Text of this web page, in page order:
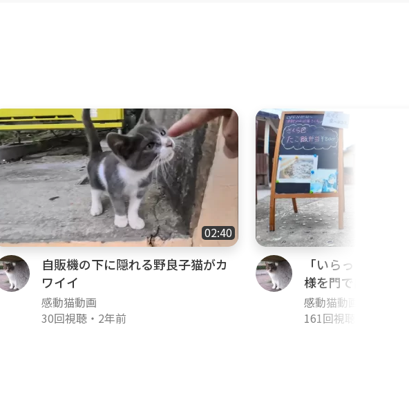
02:40
自販機の下に隠れる野良子猫がカ
ワイイ
感動猫動画
30回視聴 ・ 2年前
「いらっしゃい
様を門で出迎える
る
感動猫動画
161回視聴